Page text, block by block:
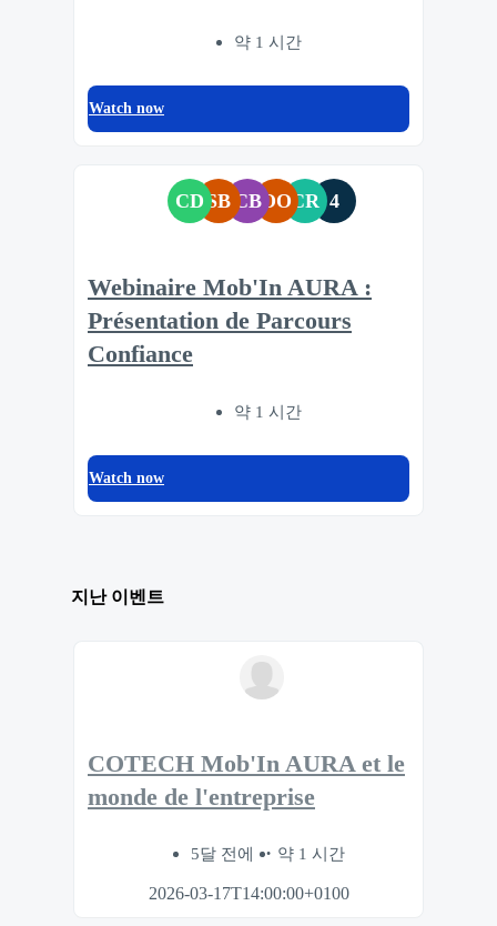
약 1 시간
Watch now
CD SB CBOO CR 4
Webinaire Mob'In AURA :
Présentation de Parcours
Confiance
약 1 시간
Watch now
지난 이벤트
COTECH Mob'In AURA et le
monde de l'entreprise
5달 전에 약 1 시간
2026-03-17T14:00:00+0100